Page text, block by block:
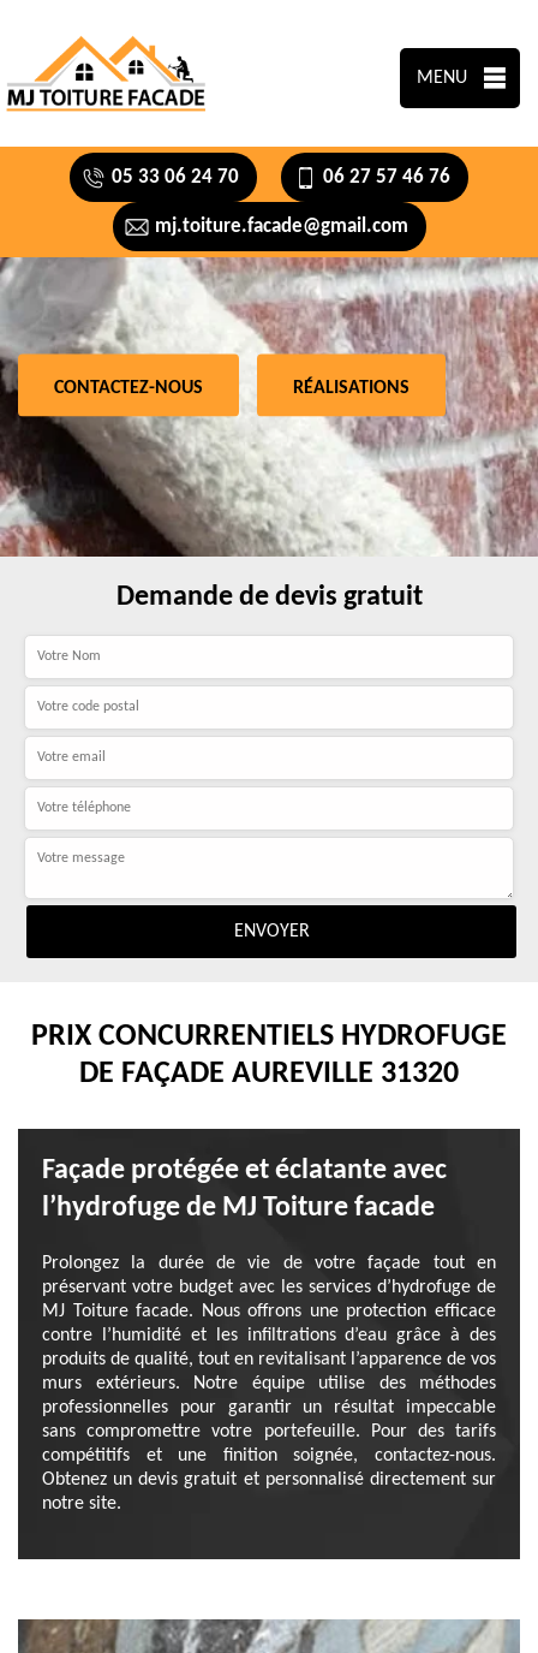
MENU
05 33 06 24 70 06 27 57 46 76
mj.toiture.facade@gmail.com
CONTACTEZ-NOUS RÉALISATIONS
Demande de devis gratuit
PRIX CONCURRENTIELS HYDROFUGE
DE FAÇADE AUREVILLE 31320
Façade protégée et éclatante avec
l’hydrofuge de MJ Toiture facade
Prolongez la durée de vie de votre façade tout en
préservant votre budget avec les services d’hydrofuge de
MJ Toiture facade. Nous offrons une protection efficace
contre l’humidité et les infiltrations d’eau grâce à des
produits de qualité, tout en revitalisant l’apparence de vos
murs extérieurs. Notre équipe utilise des méthodes
professionnelles pour garantir un résultat impeccable
sans compromettre votre portefeuille. Pour des tarifs
compétitifs et une finition soignée, contactez-nous.
Obtenez un devis gratuit et personnalisé directement sur
notre site.